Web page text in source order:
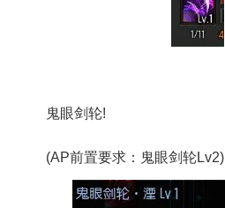
鬼眼剑轮!
(AP前置要求：鬼眼剑轮Lv2)